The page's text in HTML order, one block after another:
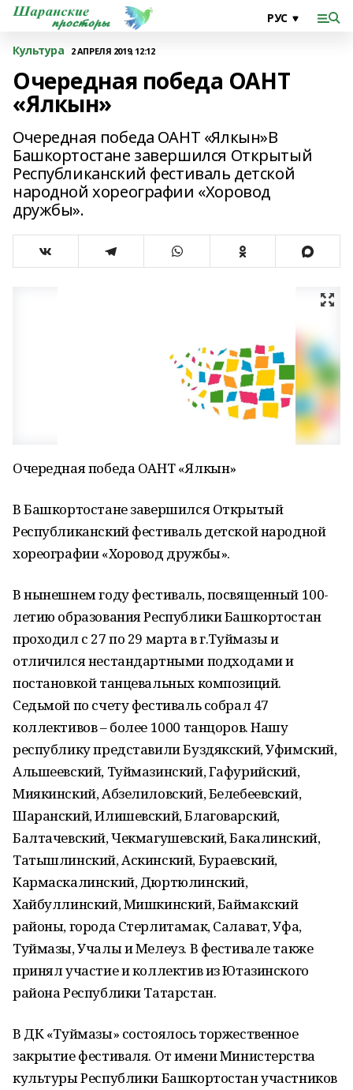
Культура 2 АПРЕЛЯ 2019, 12:12
Очередная победа ОАНТ
«Ялкын»
Очередная победа ОАНТ «Ялкын»В
Башкортостане завершился Открытый
Республиканский фестиваль детской
народной хореографии «Хоровод
дружбы».
Очередная победа ОАНТ «Ялкын»
В Башкортостане завершился Открытый
Республиканский фестиваль детской народной
хореографии «Хоровод дружбы».
В нынешнем году фестиваль, посвященный 100-
летию образования Республики Башкортостан
проходил с 27 по 29 марта в г.Туймазы и
отличился нестандартными подходами и
постановкой танцевальных композиций.
Седьмой по счету фестиваль собрал 47
коллективов – более 1000 танцоров. Нашу
республику представили Буздякский, Уфимский,
Альшеевский, Туймазинский, Гафурийский,
Миякинский, Абзелиловский, Белебеевский,
Шаранский, Илишевский, Благоварский,
Балтачевский, Чекмагушевский, Бакалинский,
Татышлинский, Аскинский, Бураевский,
Кармаскалинский, Дюртюлинский,
Хайбуллинский, Мишкинский, Баймакский
районы, города Стерлитамак, Салават, Уфа,
Туймазы, Учалы и Мелеуз. В фестивале также
принял участие и коллектив из Ютазинского
района Республики Татарстан.
В ДК «Туймазы» состоялось торжественное
закрытие фестиваля. От имени Министерства
культуры Республики Башкортостан участников